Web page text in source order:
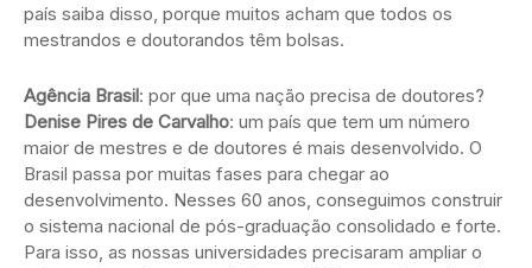
país saiba disso, porque muitos acham que todos os
mestrandos e doutorandos têm bolsas.
Agência Brasil: por que uma nação precisa de doutores?
Denise Pires de Carvalho: um país que tem um número
maior de mestres e de doutores é mais desenvolvido. O
Brasil passa por muitas fases para chegar ao
desenvolvimento. Nesses 60 anos, conseguimos construir
o sistema nacional de pós-graduação consolidado e forte.
Para isso, as nossas universidades precisaram ampliar o